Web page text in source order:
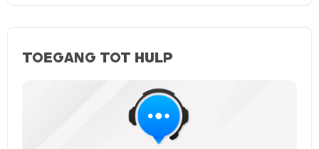
TOEGANG TOT HULP